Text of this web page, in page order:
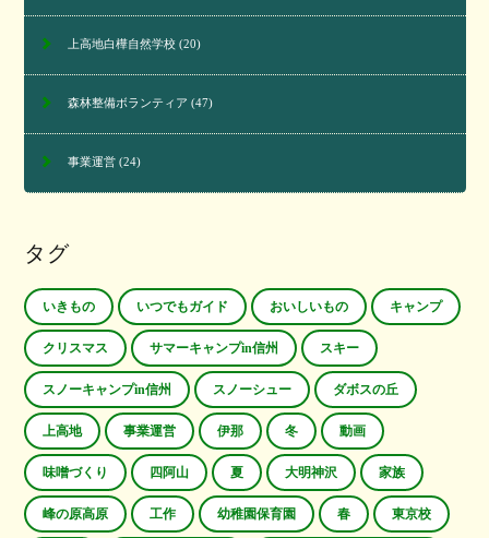
上高地白樺自然学校(20)
森林整備ボランティア (47)
事業運営(24)
タグ
いきもの いつでもガイド おいしいもの キャンプ
クリスマス サマーキャンプin信州 スキー
スノーキャンプin信州 スノーシュー ダボスの丘
上高地 事業運営 伊那 冬 動画
味噌づくり 四阿山 夏 大明神沢 家族
峰の原高原 工作 幼稚園保育園 春 東京校